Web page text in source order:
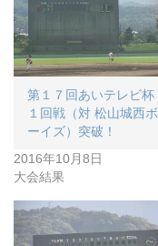
第１７回あいテレビ杯
１回戦（対 松山城西ボ
ーイズ）突破！
2016年10月8日
大会結果